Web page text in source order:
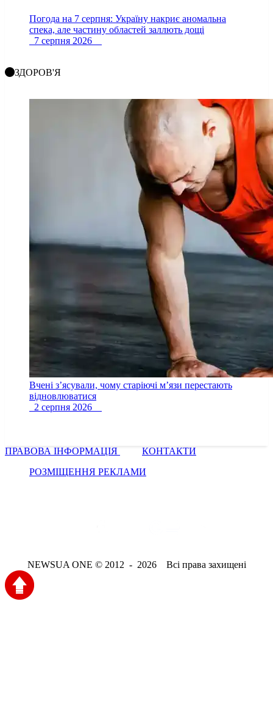
Погода на 7 серпня: Україну накриє аномальна
спека, але частину областей заллють дощі
7 серпня 2026
ЗДОРОВ'Я
Вчені з’ясували, чому старіючі м’язи перестають
відновлюватися
2 серпня 2026
ПРАВОВА ІНФОРМАЦІЯ
КОНТАКТИ
РОЗМІЩЕННЯ РЕКЛАМИ
NEWSUA ONE © 2012 - 2026 Всі права захищені